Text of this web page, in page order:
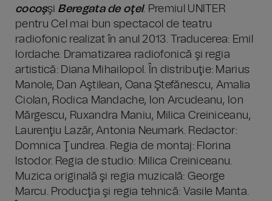
cocoşşi Beregata de oţel. Premiul UNITER
pentru Cel mai bun spectacol de teatru
radiofonic realizat în anul 2013. Traducerea: Emil
Iordache. Dramatizarea radiofonică şi regia
artistică: Diana Mihailopol. În distribuţie: Marius
Manole, Dan Aştilean, Oana Ştefănescu, Amalia
Ciolan, Rodica Mandache, Ion Arcudeanu, Ion
Mărgescu, Ruxandra Maniu, Milica Creiniceanu,
Laurenţiu Lazăr, Antonia Neumark. Redactor:
Domnica Ţundrea. Regia de montaj: Florina
Istodor. Regia de studio: Milica Creiniceanu.
Muzica originală şi regia muzicală: George
Marcu. Producţia şi regia tehnică: Vasile Manta.